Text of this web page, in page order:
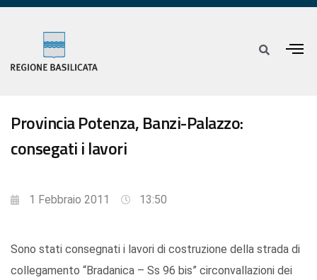
Provincia Potenza, Banzi-Palazzo:
consegati i lavori
1 Febbraio 2011 13:50
Sono stati consegnati i lavori di costruzione della strada di
collegamento “Bradanica – Ss 96 bis” circonvallazioni dei